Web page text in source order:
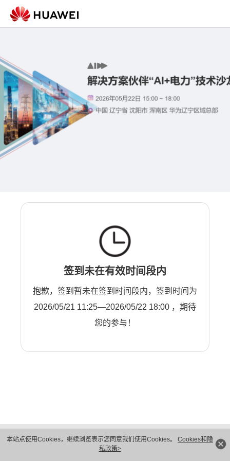
本站点使用Cookies，继续浏览表示您同意我们使用Cookies。 Cookies和隐
私政策>
签到未在有效时间段内
抱歉，签到暂未在签到时间段内，签到时间为
2026/05/21 11:25—2026/05/22 18:00 ，期待
您的参与！
隐私保护
法律声明